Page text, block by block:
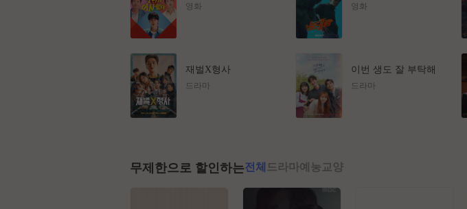
영화 영화
재벌X형사
드라마
이번 생도 잘 부탁해
드라마
무제한으로 할인하는전체 드라마예능 교양